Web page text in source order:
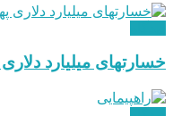
خسارتهای میلیارد